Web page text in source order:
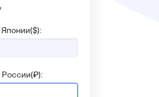
Японии($):
России(₽):